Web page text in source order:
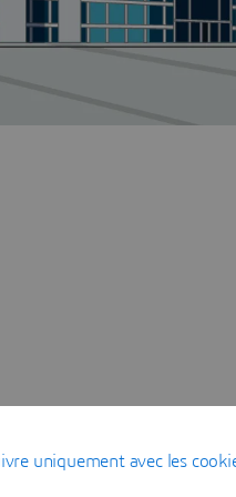
uniquement avec les